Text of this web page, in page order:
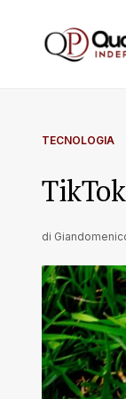
TECNOLOGIA
di